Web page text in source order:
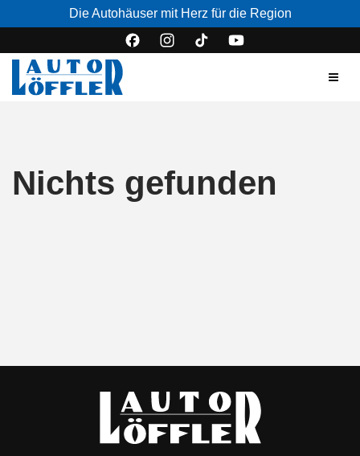
Die Autohäuser mit Herz für die Region
Nichts gefunden